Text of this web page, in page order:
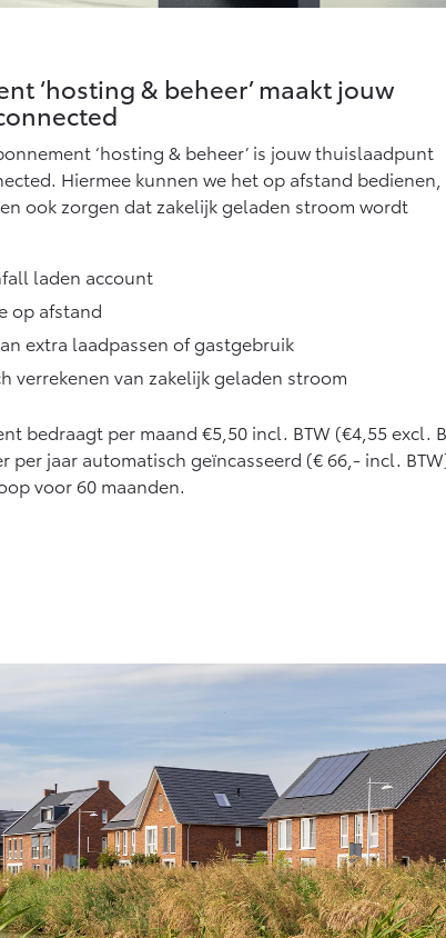
‘hosting & beheer’ maakt jouw
‘hosting & beheer’ is jouw thuislaadpunt
Hiermee kunnen we het op afstand bedienen,
ook zorgen dat zakelijk geladen stroom wordt
laden account
op afstand
extra laadpassen of gastgebruik
verrekenen van zakelijk geladen stroom
bedraagt per maand €5,50 incl. BTW (€4,55 excl.
per jaar automatisch geïncasseerd (€ 66,- incl.
voor 60 maanden.